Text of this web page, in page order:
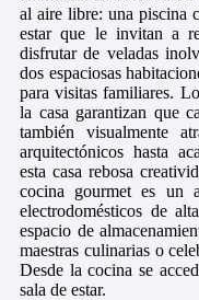
al aire libre: una piscina
estar que le invitan a
disfrutar de veladas
dos espaciosas
para visitas familiares.
la casa garantizan que
también visualmente
arquitectónicos hasta
esta casa rebosa
cocina gourmet es un
electrodomésticos de
espacio de
maestras culinarias o
Desde la cocina se
sala de estar.